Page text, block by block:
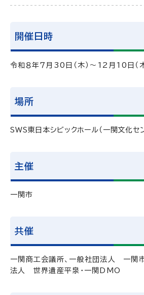
開催日時
令和８年７月30日（木）～12月10日（
場所
SWS東日本シビックホール（一関文化セ
主催
一関市
共催
一関商工会議所、一般社団法人 一関
法人 世界遺産平泉・一関DMO